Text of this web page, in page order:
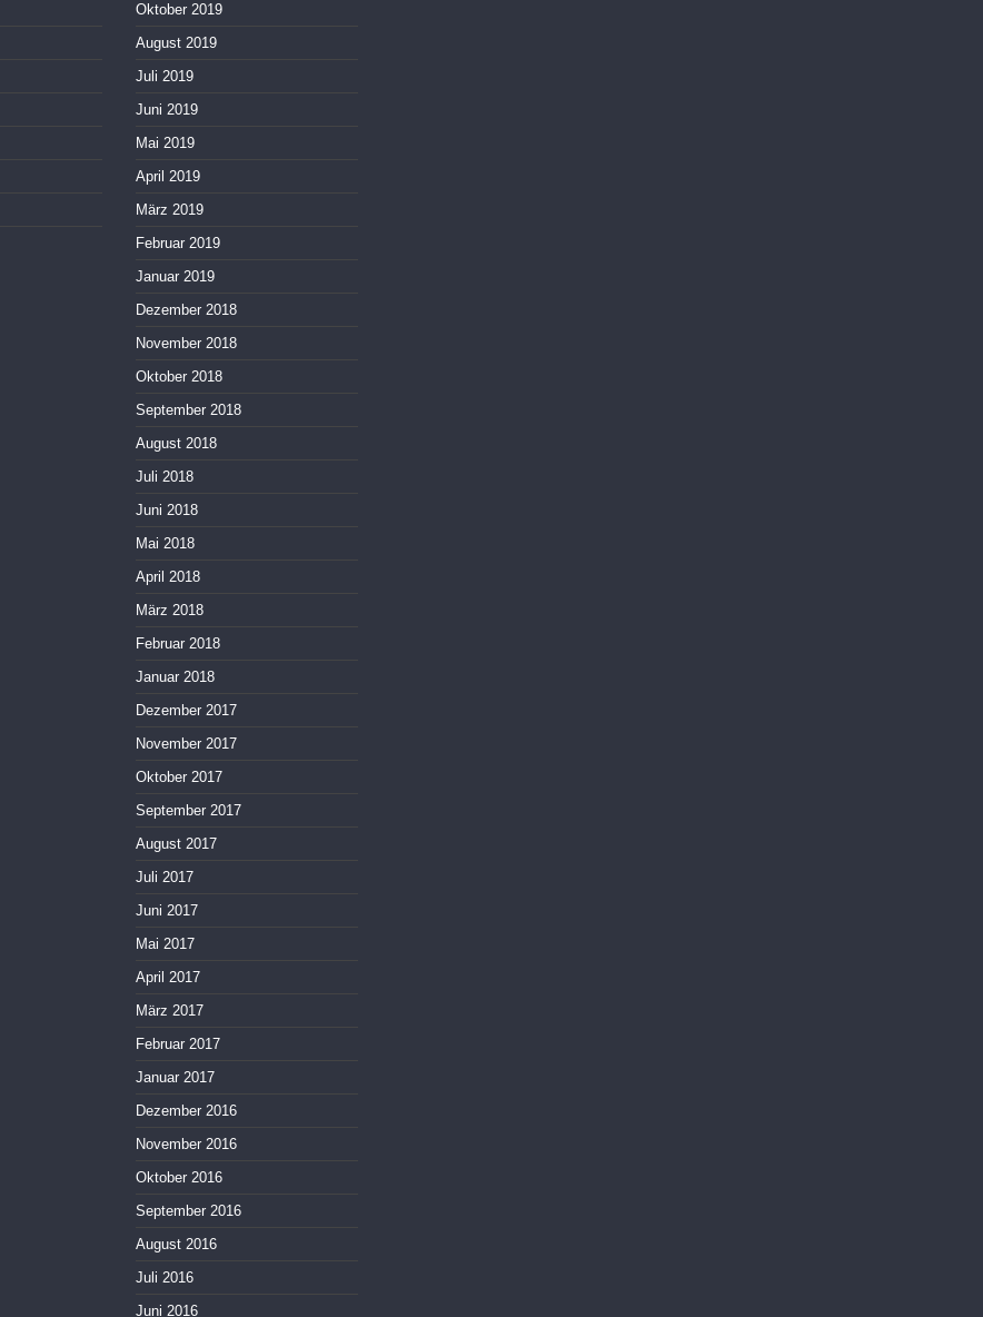
Oktober 2019
August 2019
Juli 2019
Juni 2019
Mai 2019
April 2019
März 2019
Februar 2019
Januar 2019
Dezember 2018
November 2018
Oktober 2018
September 2018
August 2018
Juli 2018
Juni 2018
Mai 2018
April 2018
März 2018
Februar 2018
Januar 2018
Dezember 2017
November 2017
Oktober 2017
September 2017
August 2017
Juli 2017
Juni 2017
Mai 2017
April 2017
März 2017
Februar 2017
Januar 2017
Dezember 2016
November 2016
Oktober 2016
September 2016
August 2016
Juli 2016
Juni 2016